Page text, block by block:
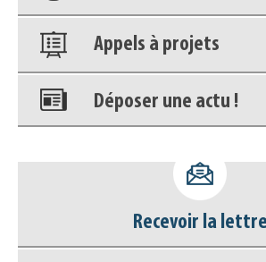
Appels à projets
Déposer une actu !
déconnecter)
Base documentaire
Recevoir la lettre